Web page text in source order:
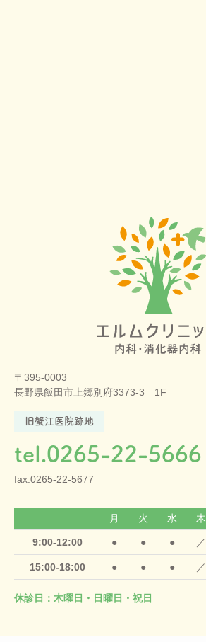
〒395-0003
長野県飯田市上郷別府3373-3 1F
旧蟹江医院跡地
tel.0265-22-5666
fax.0265-22-5677
月 火 水 木
9:00-12:00 ● ● ● ／
15:00-18:00 ● ● ● ／
休診日：木曜日・日曜日・祝日